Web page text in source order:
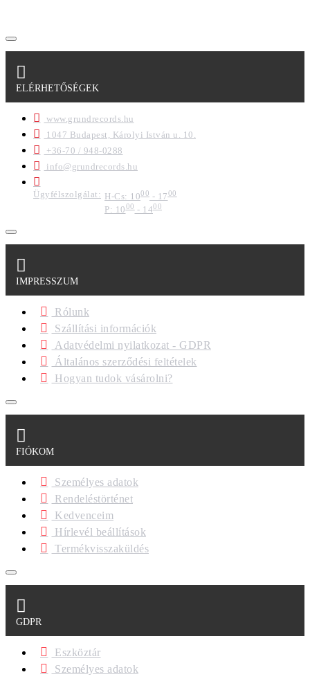
ELÉRHETŐSÉGEK
www.grundrecords.hu
1047 Budapest, Károlyi István u. 10.
+36-70 / 948-0288
info@grundrecords.hu
Ügyfélszolgálat: H-Cs: 1000 - 1700
P: 1000- 1400
IMPRESSZUM
Rólunk
Szállítási információk
Adatvédelmi nyilatkozat - GDPR
Általános szerződési feltételek
Hogyan tudok vásárolni?
FIÓKOM
Személyes adatok
Rendeléstörténet
Kedvenceim
Hírlevél beállítások
Termékvisszaküldés
GDPR
Eszköztár
Személyes adatok